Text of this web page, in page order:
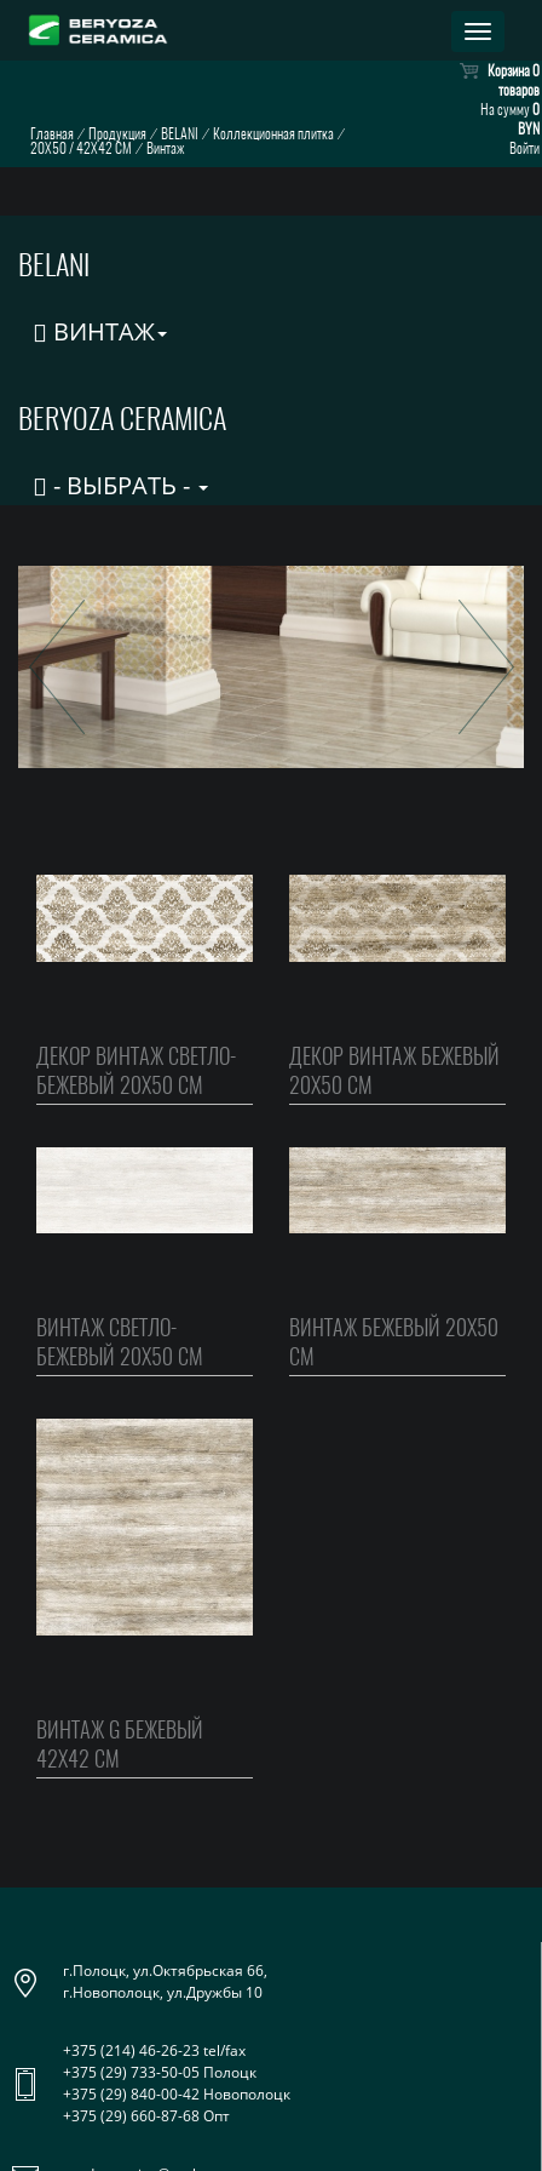
Раскрыть
Главная ⁄ Продукция ⁄ BELANI ⁄ Коллекционная плитка ⁄
20X50 / 42X42 CM ⁄ Винтаж
Корзина0
товаров
На сумму0
BYN
Войти
BELANI
ВИНТАЖ
BERYOZA CERAMICA
- ВЫБРАТЬ -
ДЕКОР ВИНТАЖ СВЕТЛО-
БЕЖЕВЫЙ 20Х50 СМ
ДЕКОР ВИНТАЖ БЕЖЕВЫЙ
20Х50 СМ
ВИНТАЖ СВЕТЛО-
БЕЖЕВЫЙ 20Х50 СМ
ВИНТАЖ БЕЖЕВЫЙ 20Х50
СМ
ВИНТАЖ G БЕЖЕВЫЙ
42Х42 СМ
г.Полоцк, ул.Октябрьская 66,
г.Новополоцк, ул.Дружбы 10
+375 (214) 46-26-23 tel/fax
+375 (29) 733-50-05 Полоцк
+375 (29) 840-00-42 Новополоцк
+375 (29) 660-87-68 Опт